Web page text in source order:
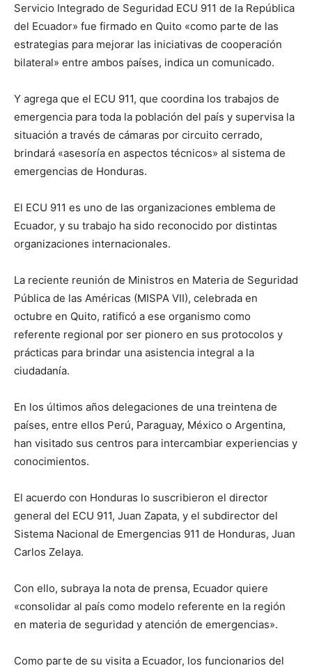
Servicio Integrado de Seguridad ECU 911 de la República
del Ecuador» fue firmado en Quito «como parte de las
estrategias para mejorar las iniciativas de cooperación
bilateral» entre ambos países, indica un comunicado.
Y agrega que el ECU 911, que coordina los trabajos de
emergencia para toda la población del país y supervisa la
situación a través de cámaras por circuito cerrado,
brindará «asesoría en aspectos técnicos» al sistema de
emergencias de Honduras.
El ECU 911 es uno de las organizaciones emblema de
Ecuador, y su trabajo ha sido reconocido por distintas
organizaciones internacionales.
La reciente reunión de Ministros en Materia de Seguridad
Pública de las Américas (MISPA VII), celebrada en
octubre en Quito, ratificó a ese organismo como
referente regional por ser pionero en sus protocolos y
prácticas para brindar una asistencia integral a la
ciudadanía.
En los últimos años delegaciones de una treintena de
países, entre ellos Perú, Paraguay, México o Argentina,
han visitado sus centros para intercambiar experiencias y
conocimientos.
El acuerdo con Honduras lo suscribieron el director
general del ECU 911, Juan Zapata, y el subdirector del
Sistema Nacional de Emergencias 911 de Honduras, Juan
Carlos Zelaya.
Con ello, subraya la nota de prensa, Ecuador quiere
«consolidar al país como modelo referente en la región
en materia de seguridad y atención de emergencias».
Como parte de su visita a Ecuador, los funcionarios del